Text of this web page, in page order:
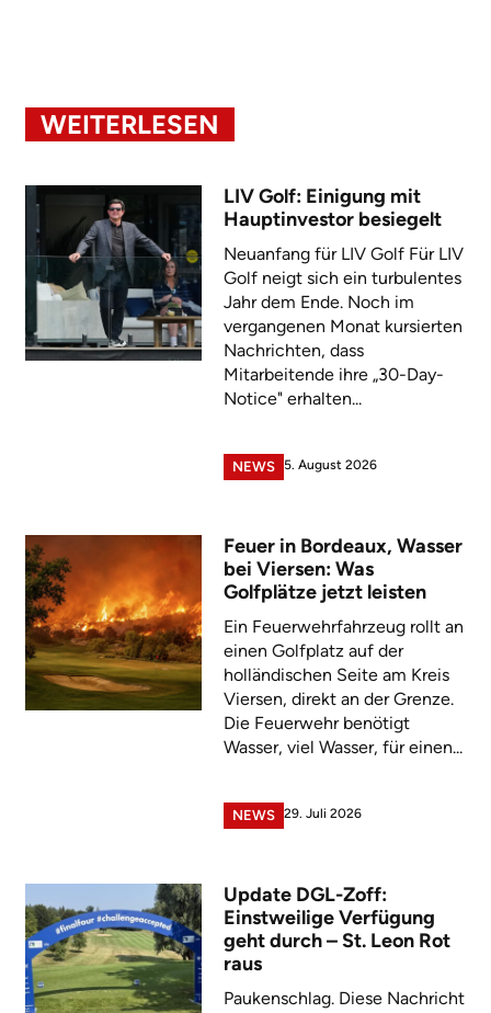
WEITERLESEN
LIV Golf: Einigung mit
Hauptinvestor besiegelt
Neuanfang für LIV Golf Für LIV
Golf neigt sich ein turbulentes
Jahr dem Ende. Noch im
vergangenen Monat kursierten
Nachrichten, dass
Mitarbeitende ihre „30-Day-
Notice" erhalten...
NEWS 5. August 2026
Feuer in Bordeaux, Wasser
bei Viersen: Was
Golfplätze jetzt leisten
Ein Feuerwehrfahrzeug rollt an
einen Golfplatz auf der
holländischen Seite am Kreis
Viersen, direkt an der Grenze.
Die Feuerwehr benötigt
Wasser, viel Wasser, für einen...
NEWS 29. Juli 2026
Update DGL-Zoff:
Einstweilige Verfügung
geht durch – St. Leon Rot
raus
Paukenschlag. Diese Nachricht